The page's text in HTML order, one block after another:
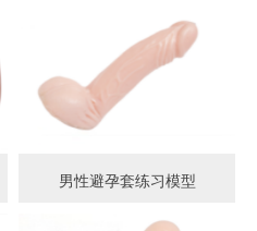
男性避孕套练习模型